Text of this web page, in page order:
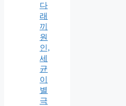
다
래
끼
원
인,
세
균
이
별
극